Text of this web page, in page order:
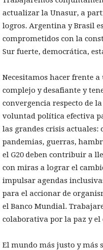
actualizar la Unasur, a
logros. Argentina y Brasil
comprometidos con la
Sur fuerte, democrática,
Necesitamos hacer frente
complejo y desafiante y
convergencia respecto de
voluntad política efectiva
las grandes crisis actuales:
pandemias, guerras,
el G20 deben contribuir a
con miras a lograr el
impulsar agendas
para el accionar de
el Banco Mundial.
colaborativa por la paz y el
El mundo más justo y más